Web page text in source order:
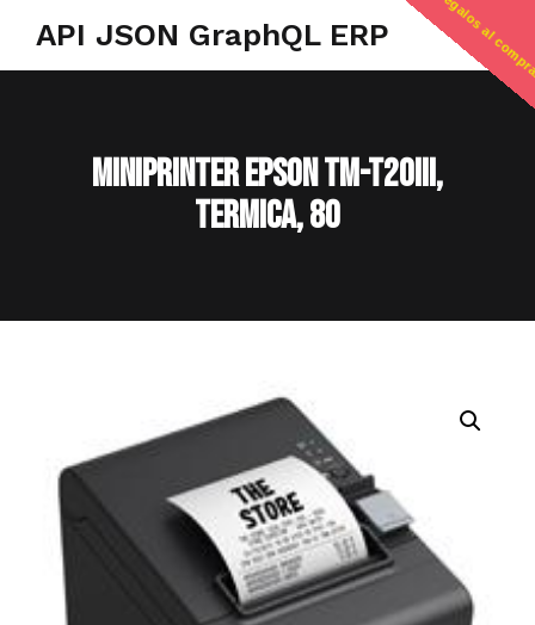
API JSON GraphQL ERP
MINIPRINTER EPSON TM-T20III,
TERMICA, 80
regalos al